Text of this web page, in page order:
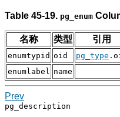
Table 45-19. pg_enum
名称 类型 引用
enumtypid oid pg_type
enumlabel name
Prev
pg_description